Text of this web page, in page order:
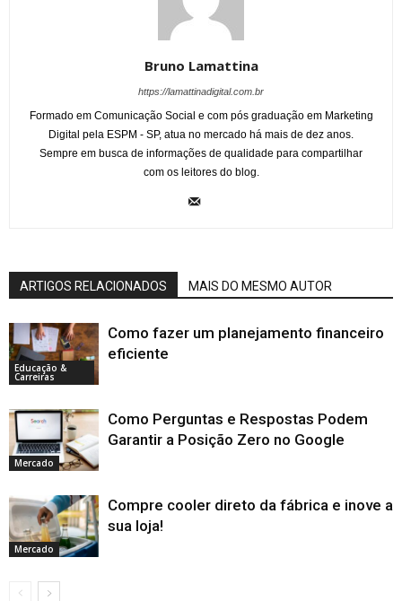
Bruno Lamattina
https://lamattinadigital.com.br
Formado em Comunicação Social e com pós graduação em Marketing
Digital pela ESPM - SP, atua no mercado há mais de dez anos.
Sempre em busca de informações de qualidade para compartilhar
com os leitores do blog.
ARTIGOS RELACIONADOS MAIS DO MESMO AUTOR
Educação &
Carreiras
Como fazer um planejamento financeiro
eficiente
Mercado
Como Perguntas e Respostas Podem
Garantir a Posição Zero no Google
Mercado
Compre cooler direto da fábrica e inove a
sua loja!